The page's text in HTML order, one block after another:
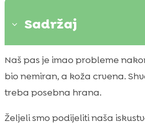
3 Sadržaj
 Naše polazište: simptomi
kako smo ih prepoznali
Eliminacijska dijeta: kako
 koja je najbolja hrana za
Naš pas je imao probleme
bio nemiran, a koža crvena.
treba posebna hrana.
Željeli smo podijeliti naša